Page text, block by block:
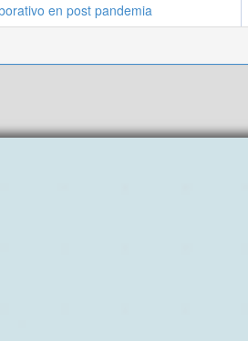
en post pandemia